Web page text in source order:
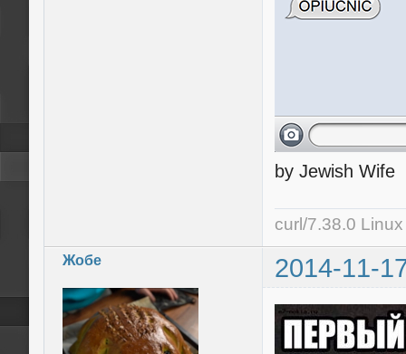
by Jewish Wife
curl/7.38.0
Жобе 2014-11-